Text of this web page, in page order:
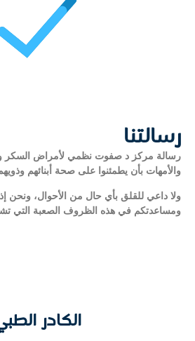
رسالتنا
رسالة مركز د صفوت نظمي لأمراض السكر
والأمهات بأن يطمئنوا على صحة أبنائهم
ولا داعي للقلق بأي حال من الأحوال، ونحن إذ
ومساعدتكم في هذه الظروف الصعبة التي
الكادر